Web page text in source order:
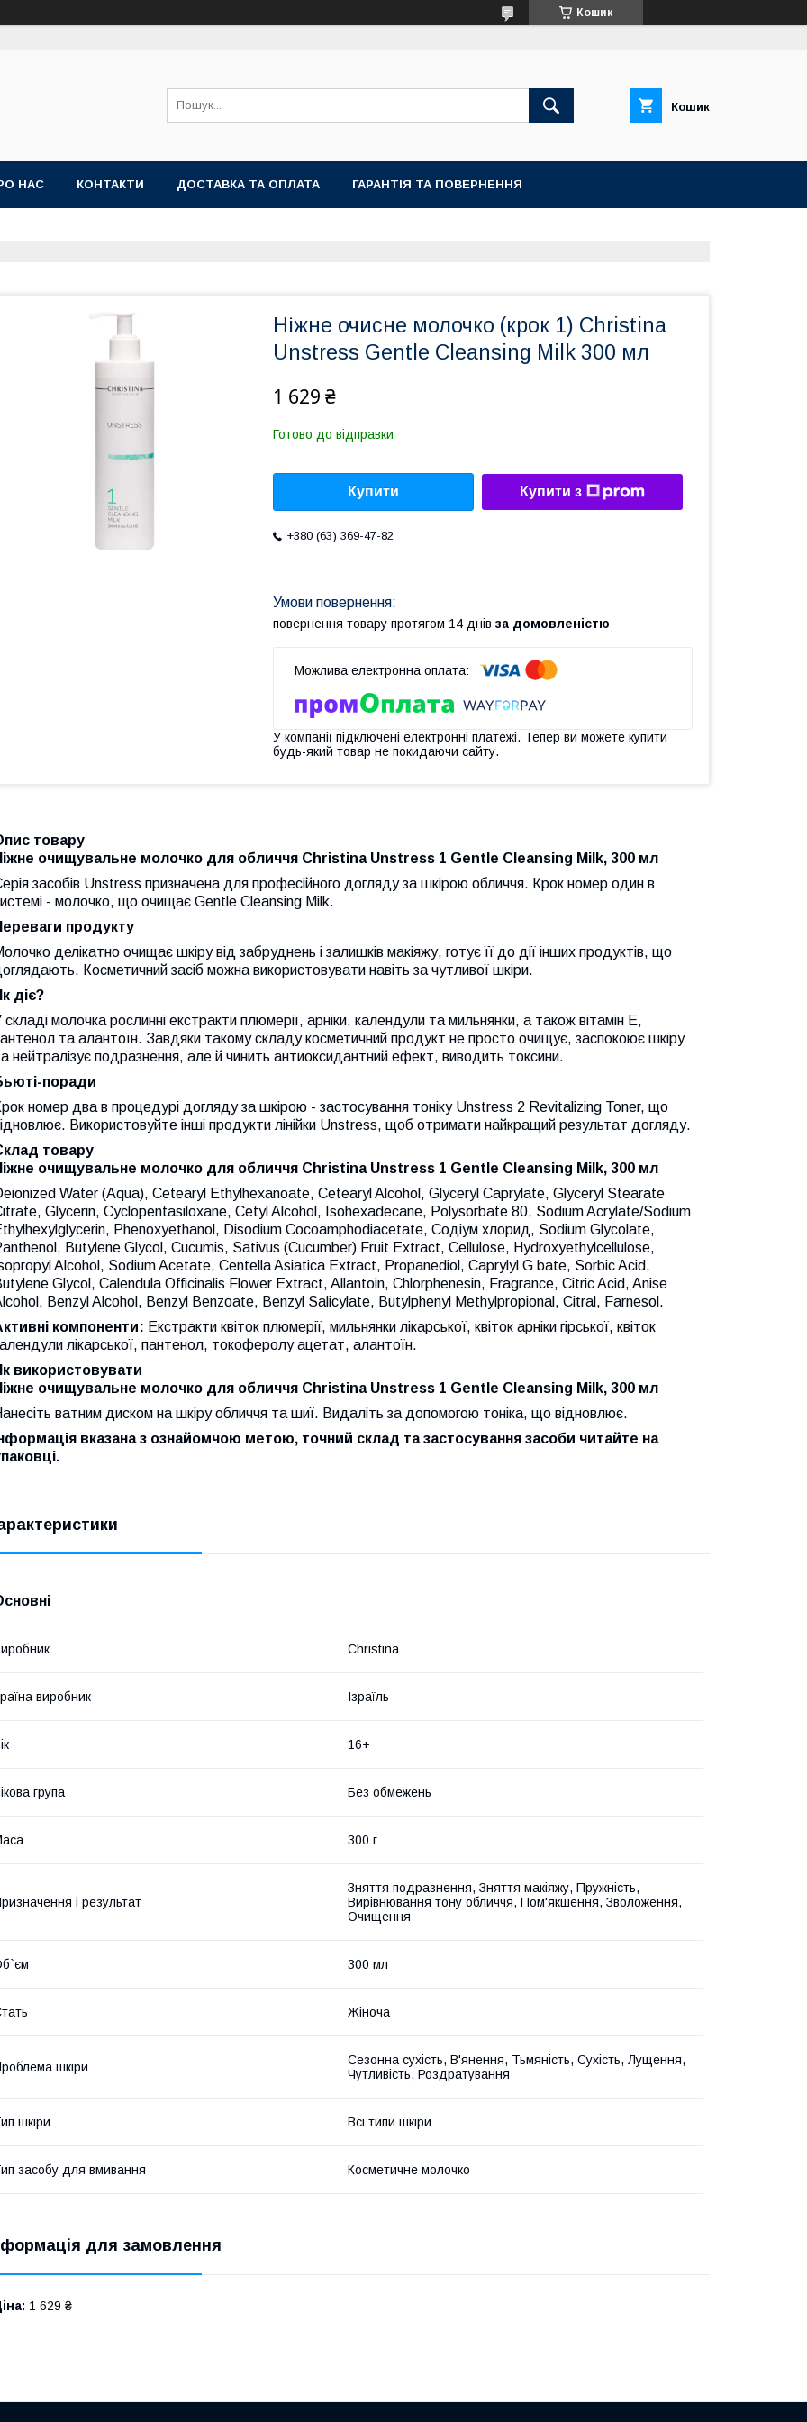
Кошик
Кошик
НАС КОНТАКТИ ДОСТАВКА ТА ОПЛАТА ГАРАНТІЯ ТА ПОВЕРНЕННЯ
Ніжне очисне молочко (крок 1) Christina
Unstress Gentle Cleansing Milk 300 мл
1 629 ₴
Готово до відправки
Купити Купити з
+380 (63) 369-47-82
повернення товару протягом 14 днів за домовленістю
У компанії підключені електронні платежі. Тепер ви можете купити
будь-який товар не покидаючи сайту.
товару
очищувальне молочко для обличчя Christina Unstress 1 Gentle Cleansing Milk, 300 мл
засобів Unstress призначена для професійного догляду за шкірою обличчя. Крок номер один в
- молочко, що очищає Gentle Cleansing Milk.
продукту
делікатно очищає шкіру від забруднень і залишків макіяжу, готує її до дії інших продуктів, що
Косметичний засіб можна використовувати навіть за чутливої шкіри.
діє?
складі молочка рослинні екстракти плюмерії, арніки, календули та мильнянки, а також вітамін Е,
та алантоїн. Завдяки такому складу косметичний продукт не просто очищує, заспокоює шкіру
нейтралізує подразнення, але й чинить антиоксидантний ефект, виводить токсини.
поради
номер два в процедурі догляду за шкірою - застосування тоніку Unstress 2 Revitalizing Toner, що
Використовуйте інші продукти лінійки Unstress, щоб отримати найкращий результат догляду.
товару
очищувальне молочко для обличчя Christina Unstress 1 Gentle Cleansing Milk, 300 мл
Water (Aqua), Cetearyl Ethylhexanoate, Cetearyl Alcohol, Glyceryl Caprylate, Glyceryl Stearate
Glycerin, Cyclopentasiloxane, Cetyl Alcohol, Isohexadecane, Polysorbate 80, Sodium Acrylate/Sodium
Phenoxyethanol, Disodium Cocoamphodiacetate, Содіум хлорид, Sodium Glycolate,
Butylene Glycol, Cucumis, Sativus (Cucumber) Fruit Extract, Cellulose, Hydroxyethylcellulose,
Alcohol, Sodium Acetate, Centella Asiatica Extract, Propanediol, Caprylyl G bate, Sorbic Acid,
Glycol, Calendula Officinalis Flower Extract, Allantoin, Chlorphenesin, Fragrance, Citric Acid, Anise
Benzyl Alcohol, Benzyl Benzoate, Benzyl Salicylate, Butylphenyl Methylpropional, Citral, Farnesol.
компоненти: Екстракти квіток плюмерії, мильнянки лікарської, квіток арніки гірської, квіток
лікарської, пантенол, токоферолу ацетат, алантоїн.
використовувати
очищувальне молочко для обличчя Christina Unstress 1 Gentle Cleansing Milk, 300 мл
ватним диском на шкіру обличчя та шиї. Видаліть за допомогою тоніка, що відновлює.
вказана з ознайомчою метою, точний склад та застосування засоби читайте на
Christina
виробник Ізраїль
16+
група Без обмежень
300 г
і результат
Зняття подразнення, Зняття макіяжу, Пружність,
Вирівнювання тону обличчя, Пом'якшення, Зволоження,
Очищення
300 мл
Жіноча
шкіри
Сезонна сухість, В'янення, Тьмяність, Сухість, Лущення,
Чутливість, Роздратування
шкіри Всі типи шкіри
засобу для вмивання Косметичне молочко
для замовлення
1 629 ₴